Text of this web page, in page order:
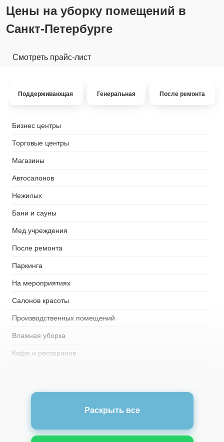
Цены на уборку помещений в
Санкт-Петербурге
Смотреть прайс-лист
Поддерживающая Генеральная После ремонта
Бизнес центры
Торговые центры
Магазины
Автосалонов
Нежилых
Бани и сауны
Мед.учреждения
После ремонта
Паркинга
На мероприятиях
Салонов красоты
Производственных помещений
Влажная уборка
Кафе и ресторанов
Подъездов домов
Раскрыть все